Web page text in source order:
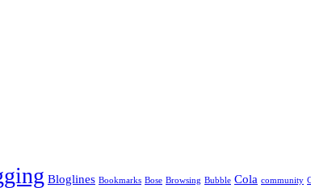
Bloglines Bookmarks Bose Browsing Bubble Cola community